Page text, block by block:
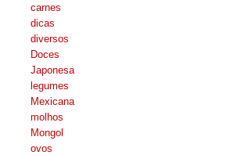
carnes
dicas
diversos
Doces
Japonesa
legumes
Mexicana
molhos
Mongol
ovos